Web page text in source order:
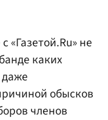
«Газетой.Ru» не
каких
обысков
членов